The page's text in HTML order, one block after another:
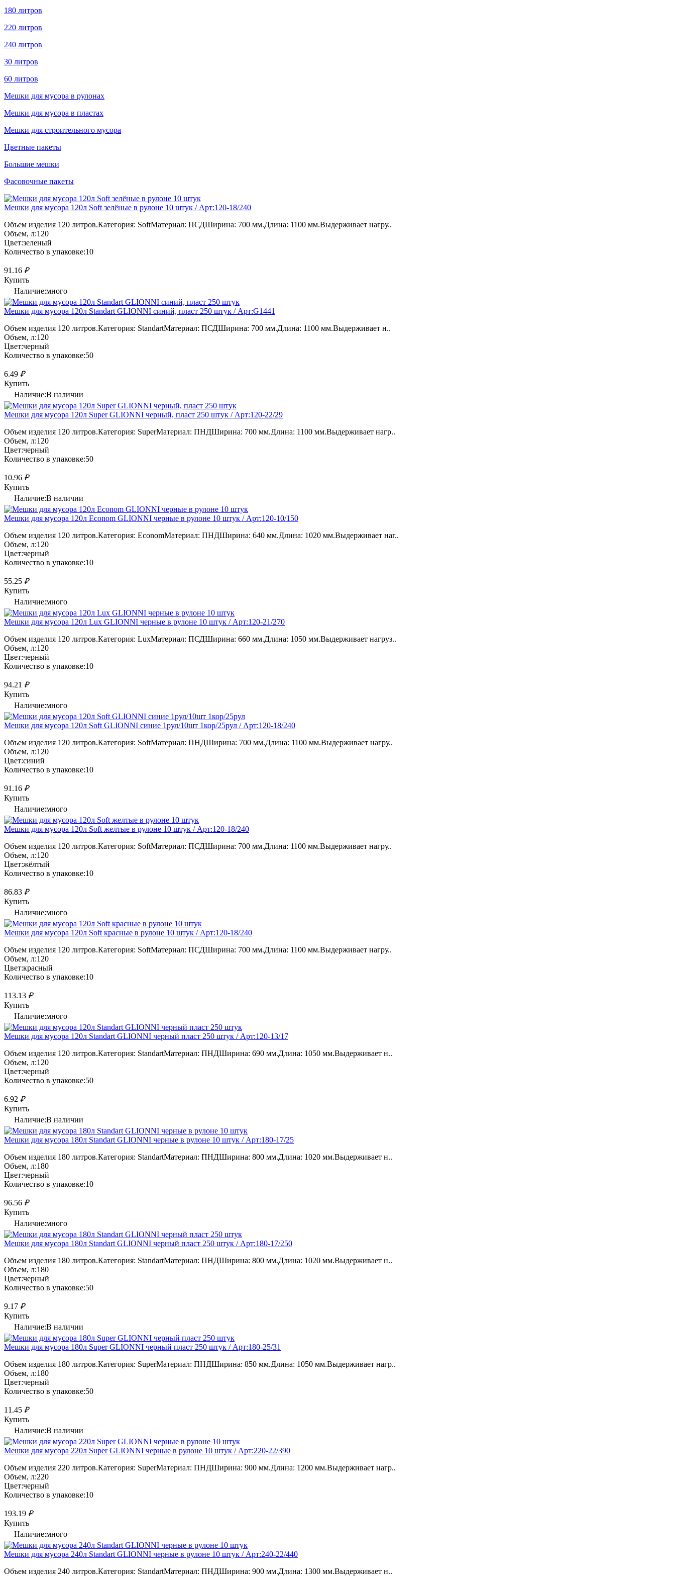
180 литров
220 литров
240 литров
30 литров
60 литров
Мешки для мусора в рулонах
Мешки для мусора в пластах
Мешки для строительного мусора
Цветные пакеты
Большие мешки
Фасовочные пакеты
Мешки для мусора 120л Soft зелёные в рулоне 10 штук / Арт:120-18/240
Объем изделия 120 литров.Категория: SoftМатериал: ПСДШирина: 700 мм.Длина: 1100 мм.Выдерживает нагру..
Объем, л:120
Цвет:зеленый
Количество в упаковке:10
91.16 ₽
Купить
Наличие:много
Мешки для мусора 120л Standart GLIONNI синий, пласт 250 штук / Арт:G1441
Объем изделия 120 литров.Категория: StandartМатериал: ПСДШирина: 700 мм.Длина: 1100 мм.Выдерживает н..
Объем, л:120
Цвет:черный
Количество в упаковке:50
6.49 ₽
Купить
Наличие:В наличии
Мешки для мусора 120л Super GLIONNI черный, пласт 250 штук / Арт:120-22/29
Объем изделия 120 литров.Категория: SuperМатериал: ПНДШирина: 700 мм.Длина: 1100 мм.Выдерживает нагр..
Объем, л:120
Цвет:черный
Количество в упаковке:50
10.96 ₽
Купить
Наличие:В наличии
Мешки для мусора 120л Econom GLIONNI черные в рулоне 10 штук / Арт:120-10/150
Объем изделия 120 литров.Категория: EconomМатериал: ПНДШирина: 640 мм.Длина: 1020 мм.Выдерживает наг..
Объем, л:120
Цвет:черный
Количество в упаковке:10
55.25 ₽
Купить
Наличие:много
Мешки для мусора 120л Lux GLIONNI черные в рулоне 10 штук / Арт:120-21/270
Объем изделия 120 литров.Категория: LuxМатериал: ПСДШирина: 660 мм.Длина: 1050 мм.Выдерживает нагруз..
Объем, л:120
Цвет:черный
Количество в упаковке:10
94.21 ₽
Купить
Наличие:много
Мешки для мусора 120л Soft GLIONNI синие 1рул/10шт 1кор/25рул / Арт:120-18/240
Объем изделия 120 литров.Категория: SoftМатериал: ПНДШирина: 700 мм.Длина: 1100 мм.Выдерживает нагру..
Объем, л:120
Цвет:синий
Количество в упаковке:10
91.16 ₽
Купить
Наличие:много
Мешки для мусора 120л Soft желтые в рулоне 10 штук / Арт:120-18/240
Объем изделия 120 литров.Категория: SoftМатериал: ПСДШирина: 700 мм.Длина: 1100 мм.Выдерживает нагру..
Объем, л:120
Цвет:жёлтый
Количество в упаковке:10
86.83 ₽
Купить
Наличие:много
Мешки для мусора 120л Soft красные в рулоне 10 штук / Арт:120-18/240
Объем изделия 120 литров.Категория: SoftМатериал: ПСДШирина: 700 мм.Длина: 1100 мм.Выдерживает нагру..
Объем, л:120
Цвет:красный
Количество в упаковке:10
113.13 ₽
Купить
Наличие:много
Мешки для мусора 120л Standart GLIONNI черный пласт 250 штук / Арт:120-13/17
Объем изделия 120 литров.Категория: StandartМатериал: ПНДШирина: 690 мм.Длина: 1050 мм.Выдерживает н..
Объем, л:120
Цвет:черный
Количество в упаковке:50
6.92 ₽
Купить
Наличие:В наличии
Мешки для мусора 180л Standart GLIONNI черные в рулоне 10 штук / Арт:180-17/25
Объем изделия 180 литров.Категория: StandartМатериал: ПНДШирина: 800 мм.Длина: 1020 мм.Выдерживает н..
Объем, л:180
Цвет:черный
Количество в упаковке:10
96.56 ₽
Купить
Наличие:много
Мешки для мусора 180л Standart GLIONNI черный пласт 250 штук / Арт:180-17/250
Объем изделия 180 литров.Категория: StandartМатериал: ПНДШирина: 800 мм.Длина: 1020 мм.Выдерживает н..
Объем, л:180
Цвет:черный
Количество в упаковке:50
9.17 ₽
Купить
Наличие:В наличии
Мешки для мусора 180л Super GLIONNI черный пласт 250 штук / Арт:180-25/31
Объем изделия 180 литров.Категория: SuperМатериал: ПНДШирина: 850 мм.Длина: 1050 мм.Выдерживает нагр..
Объем, л:180
Цвет:черный
Количество в упаковке:50
11.45 ₽
Купить
Наличие:В наличии
Мешки для мусора 220л Super GLIONNI черные в рулоне 10 штук / Арт:220-22/390
Объем изделия 220 литров.Категория: SuperМатериал: ПНДШирина: 900 мм.Длина: 1200 мм.Выдерживает нагр..
Объем, л:220
Цвет:черный
Количество в упаковке:10
193.19 ₽
Купить
Наличие:много
Мешки для мусора 240л Standart GLIONNI черные в рулоне 10 штук / Арт:240-22/440
Объем изделия 240 литров.Категория: StandartМатериал: ПНДШирина: 900 мм.Длина: 1300 мм.Выдерживает н..